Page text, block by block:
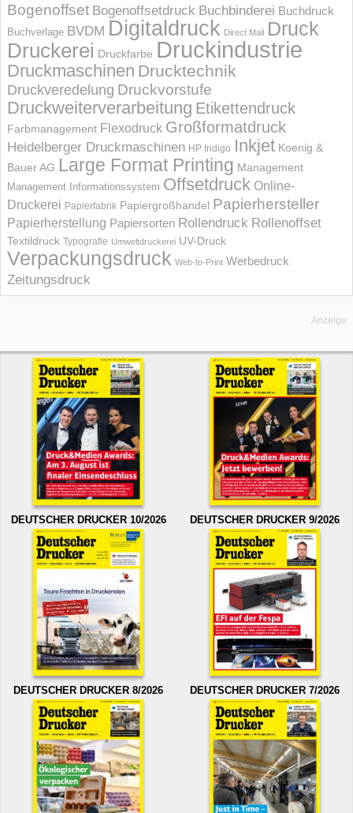
Bogenoffset Bogenoffsetdruck Buchbinderei Buchdruck
Buchverlage BVDM Digitaldruck Direct Mail Druck
Druckerei Druckfarbe Druckindustrie
Druckmaschinen Drucktechnik
Druckveredelung Druckvorstufe
Druckweiterverarbeitung Etikettendruck
Farbmanagement Flexodruck Großformatdruck
Heidelberger Druckmaschinen HP Indigo Inkjet Koenig &
Bauer AG Large Format Printing Management
Management Informations­system Offsetdruck Online-
Druckerei Papierfabrik Papiergroßhandel Papierhersteller
Papierherstellung Papiersorten Rollendruck Rollenoffset
Textildruck Typografie Umweltdruckerei UV-Druck
Verpackungsdruck Web-to-Print Werbedruck
Zeitungsdruck
Anzeige
DEUTSCHER DRUCKER 10/2026 DEUTSCHER DRUCKER 9/2026
DEUTSCHER DRUCKER 8/2026 DEUTSCHER DRUCKER 7/2026